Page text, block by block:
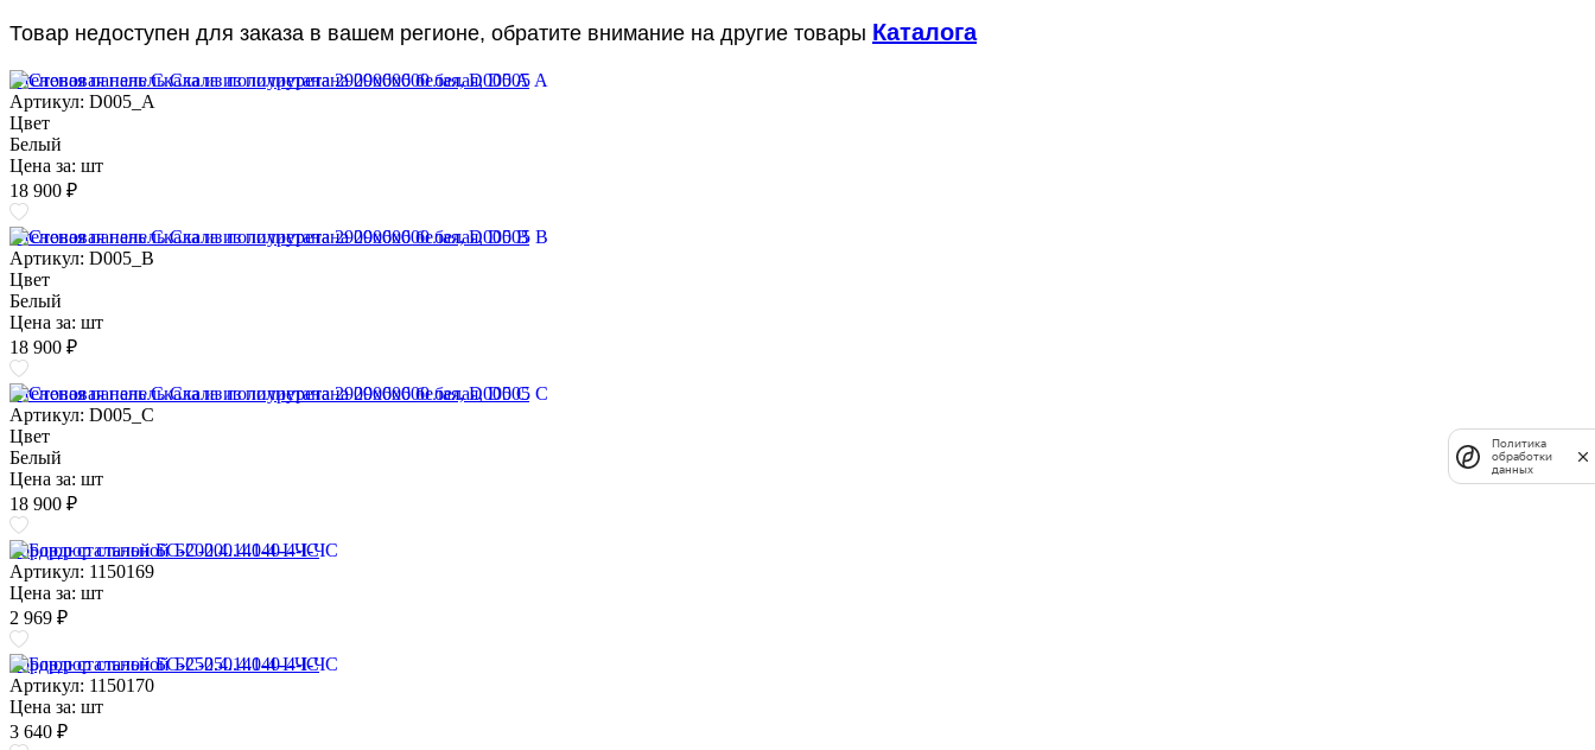
Товар недоступен для заказа в вашем регионе, обратите внимание на другие товары Каталога
Стеновая панель Скала из полиуретана 2900х600 белая, D005 A
Артикул: D005_A
Цвет
Белый
Цена за: шт
18 900 ₽
Стеновая панель Скала из полиуретана 2900х600 белая, D005 B
Артикул: D005_B
Цвет
Белый
Цена за: шт
18 900 ₽
Стеновая панель Скала из полиуретана 2900х600 белая, D005 C
Артикул: D005_C
Цвет
Белый
Цена за: шт
18 900 ₽
Бордюр стальной БС-200.4.140-4-I-ЧС
Артикул: 1150169
Цена за: шт
2 969 ₽
Бордюр стальной БС-250.4.140-4-I-ЧС
Артикул: 1150170
Цена за: шт
3 640 ₽
Политика
обработки
данных